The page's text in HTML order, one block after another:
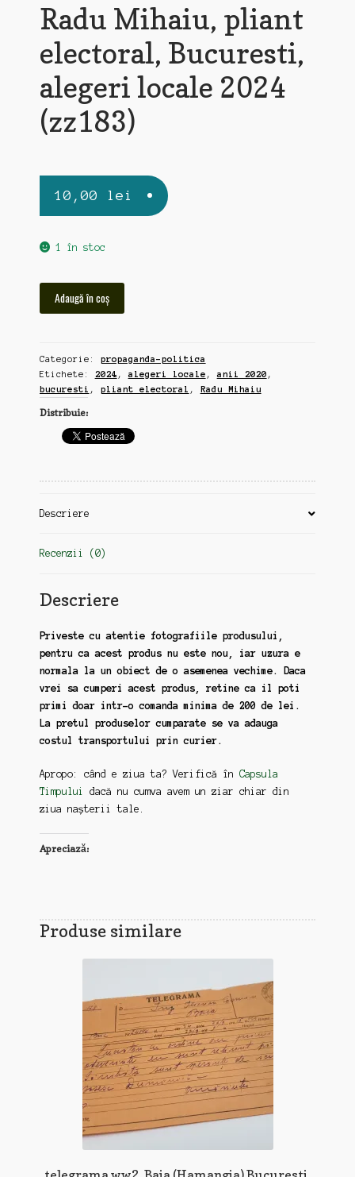
Radu Mihaiu, pliant
electoral, Bucuresti,
alegeri locale 2024
(zz183)
10,00 lei
1 în stoc
electoral,
Bucuresti,
alegeri
locale
(zz183)
Adaugă în coș
Categorie: propaganda-politica
Etichete: 2024 ,alegeri locale ,anii 2020 ,
bucuresti , pliant electoral , Radu Mihaiu
Distribuie:
Descriere
Recenzii (0)
Descriere
Priveste cu atentie fotografiile produsului,
pentru ca acest produs nu este nou, iar uzura e
normala la un obiect de o asemenea vechime. Daca
vrei sa cumperi acest produs, retine ca il poti
primi doar intr-o comanda minima de 200 de lei.
La pretul produselor cumparate se va adauga
costul transportului prin curier.
Apropo: când e ziua ta? Verifică în Capsula
Timpului
dacă nu cumva avem un ziar chiar din
ziua nașterii tale.
Apreciază:
Produse similare